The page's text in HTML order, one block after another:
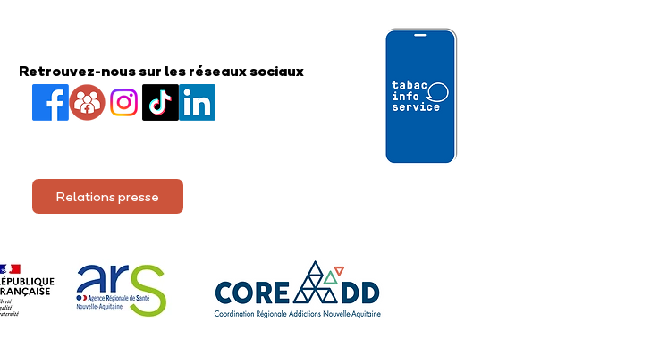
Retrouvez-nous sur les réseaux sociaux
Relations presse